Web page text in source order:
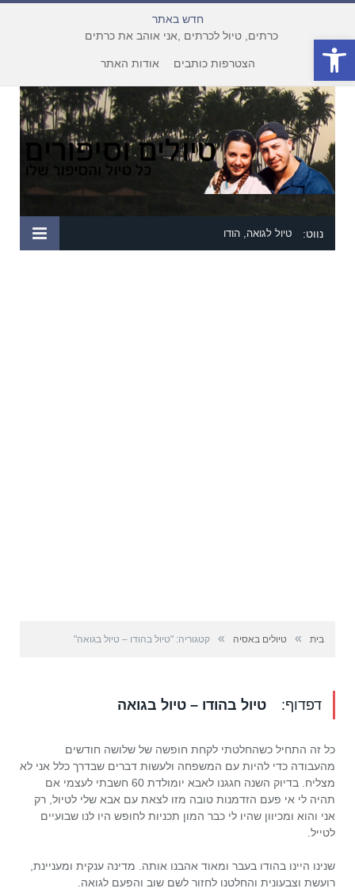
פתח סרגל נגישות
חדש באתר
כרתים, טיול לכרתים ,אני אוהב את כרתים
הצטרפות כותבים אודות האתר
נווט: טיול לגואה, הודו
בית » טיולים באסיה » קטגוריה: "טיול בהודו – טיול בגואה"
דפדוף: טיול בהודו – טיול בגואה
כל זה התחיל כשהחלטתי לקחת חופשה של שלושה חודשים
מהעבודה כדי להיות עם המשפחה ולעשות דברים שבדרך כלל אני לא
מצליח. בדיוק השנה חגגנו לאבא יומולדת 60 חשבתי לעצמי אם
תהיה לי אי פעם הזדמנות טובה מזו לצאת עם אבא שלי לטיול, רק
אני והוא ומכיוון שהיו לי כבר המון תכניות לחופש היו לנו שבועיים
לטייל.
שנינו היינו בהודו בעבר ומאוד אהבנו אותה. מדינה ענקית ומעניינת,
רועשת וצבעונית והחלטנו לחזור לשם שוב והפעם לגואה.